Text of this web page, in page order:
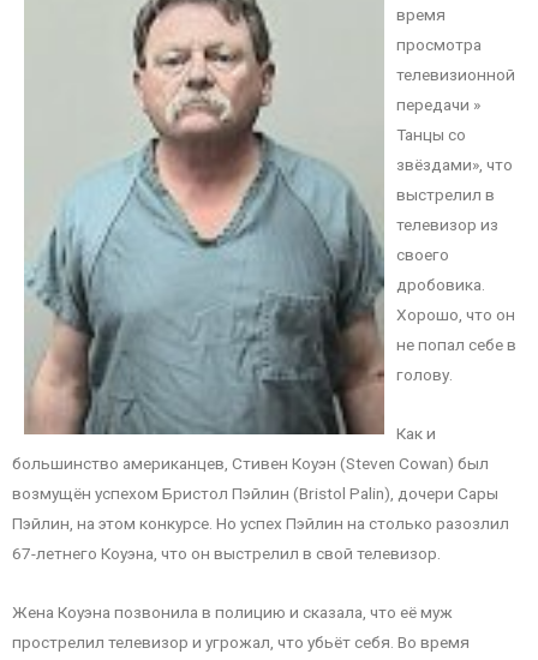
время
просмотра
телевизионной
передачи »
Танцы со
звёздами», что
выстрелил в
телевизор из
своего
дробовика.
Хорошо, что он
не попал себе в
голову.
Как и
большинство американцев, Стивен Коуэн (Steven Cowan) был
возмущён успехом Бристол Пэйлин (Bristol Palin), дочери Сары
Пэйлин, на этом конкурсе. Но успех Пэйлин на столько разозлил
67-летнего Коуэна, что он выстрелил в свой телевизор.
Жена Коуэна позвонила в полицию и сказала, что её муж
прострелил телевизор и угрожал, что убьёт себя. Во время